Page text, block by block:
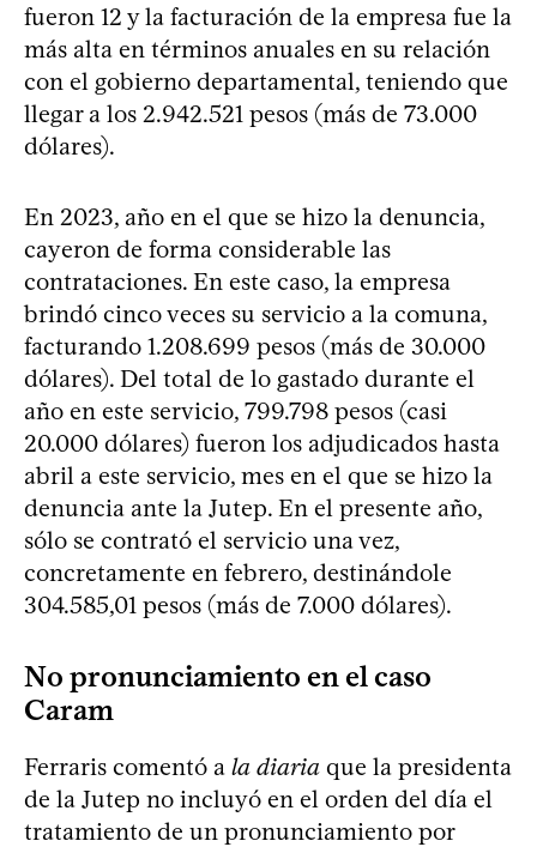
fueron 12 y la facturación de la empresa fue la
más alta en términos anuales en su relación
con el gobierno departamental, teniendo que
llegar a los 2.942.521 pesos (más de 73.000
dólares).
En 2023, año en el que se hizo la denuncia,
cayeron de forma considerable las
contrataciones. En este caso, la empresa
brindó cinco veces su servicio a la comuna,
facturando 1.208.699 pesos (más de 30.000
dólares). Del total de lo gastado durante el
año en este servicio, 799.798 pesos (casi
20.000 dólares) fueron los adjudicados hasta
abril a este servicio, mes en el que se hizo la
denuncia ante la Jutep. En el presente año,
sólo se contrató el servicio una vez,
concretamente en febrero, destinándole
304.585,01 pesos (más de 7.000 dólares).
No pronunciamiento en el caso
Caram
Ferraris comentó a la diaria que la presidenta
de la Jutep no incluyó en el orden del día el
tratamiento de un pronunciamiento por